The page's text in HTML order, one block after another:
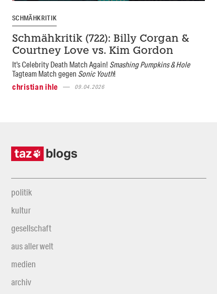
SCHMÄHKRITIK
Schmähkritik (722): Billy Corgan &
Courtney Love vs. Kim Gordon
It's Celebrity Death Match Again! Smashing Pumpkins & Hole
Tagteam Match gegen Sonic Youth!
christian ihle
09.04.2026
politik
kultur
gesellschaft
aus aller welt
medien
archiv